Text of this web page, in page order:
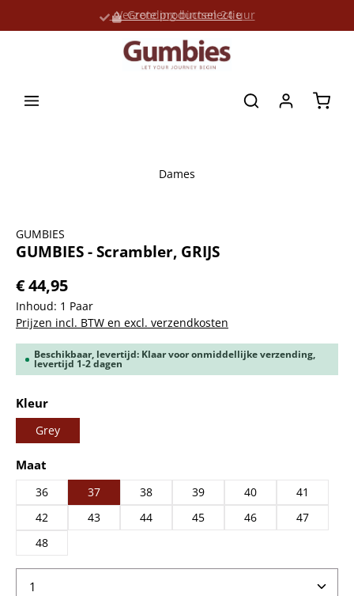
Verzending binnen 24 uur
Grote productselectie
Dames
GUMBIES
GUMBIES - Scrambler, GRIJS
€ 44,95
Inhoud: 1 Paar
Prijzen incl. BTW en excl. verzendkosten
Beschikbaar, levertijd: Klaar voor onmiddellijke verzending,
levertijd 1-2 dagen
Selecteer
Kleur
Grey
Selecteer
Maat
36 37 38 39 40
41
42
43 44 45 46
47
48
Producthoeveelheid: Voer de gewenste